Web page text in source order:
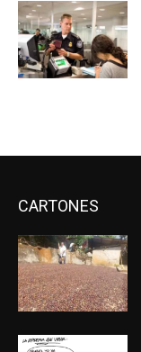
CARTONES